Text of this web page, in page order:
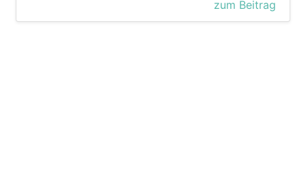
zum Beitrag